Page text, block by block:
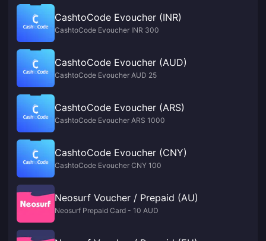
CashtoCode Evoucher (INR)
CashtoCode Evoucher INR 300
CashtoCode Evoucher (AUD)
CashtoCode Evoucher AUD 25
CashtoCode Evoucher (ARS)
CashtoCode Evoucher ARS 1000
CashtoCode Evoucher (CNY)
CashtoCode Evoucher CNY 100
Neosurf Voucher / Prepaid (AU)
Neosurf Prepaid Card - 10 AUD